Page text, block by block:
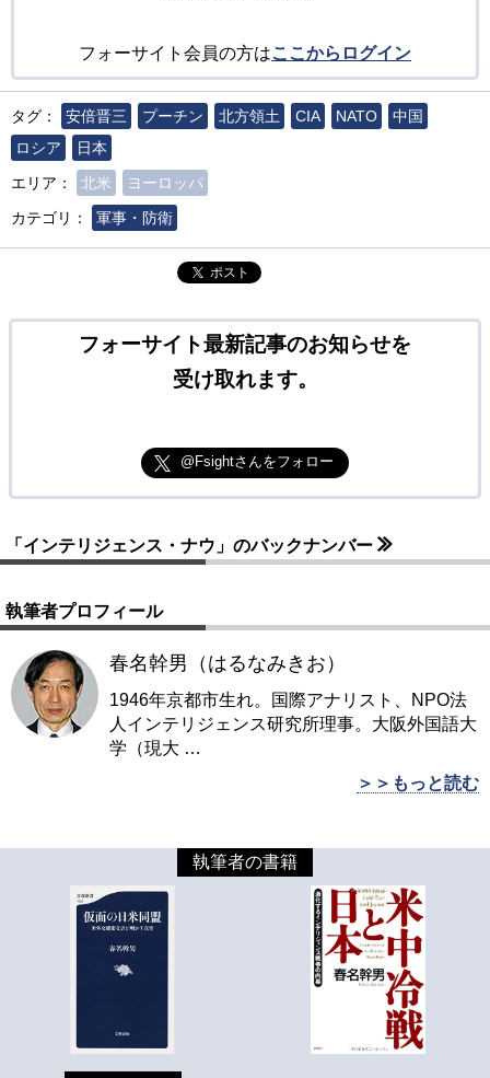
フォーサイト会員の方はここからログイン
タグ： 安倍晋三 プーチン 北方領土 CIA NATO
中国
ロシア
日本
エリア：
北米
ヨーロッパ
カテゴリ：
軍事・防衛
ポスト
フォーサイト最新記事のお知らせを
受け取れます。
@Fsightさんをフォロー
「インテリジェンス・ナウ」のバックナンバー
執筆者プロフィール
春名幹男（はるなみきお）
1946年京都市生れ。国際アナリスト、NPO法
人インテリジェンス研究所理事。大阪外国語大
学（現大 …
＞＞もっと読む
執筆者の書籍